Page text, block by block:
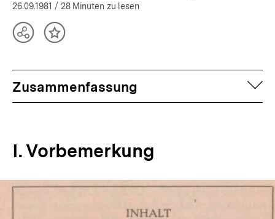
26.09.1981 / 28 Minuten zu lesen
TeilenInhalt
Zusammenfassung
I. Vorbemerkung